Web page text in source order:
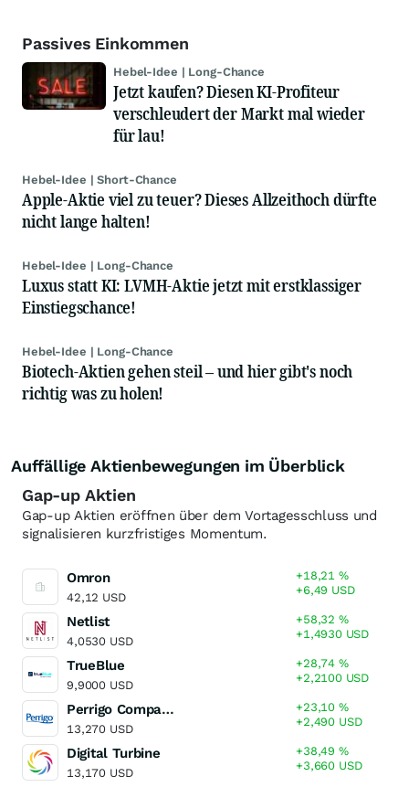
Passives Einkommen
Hebel-Idee | Long-Chance
Jetzt kaufen? Diesen KI-Profiteur
verschleudert der Markt mal wieder
für lau!
Hebel-Idee | Short-Chance
Apple-Aktie viel zu teuer? Dieses Allzeithoch dürfte
nicht lange halten!
Hebel-Idee | Long-Chance
Luxus statt KI: LVMH-Aktie jetzt mit erstklassiger
Einstiegschance!
Hebel-Idee | Long-Chance
Biotech-Aktien gehen steil – und hier gibt's noch
richtig was zu holen!
Auffällige Aktienbewegungen im Überblick
Gap-up Aktien
Gap-up Aktien eröffnen über dem Vortagesschluss und
signalisieren kurzfristiges Momentum.
Omron
42,12 USD
+18,21%
+6,49 USD
Netlist
4,0530 USD
+58,32%
+1,4930 USD
TrueBlue
9,9000 USD
+28,74%
+2,2100 USD
Perrigo Company
13,270 USD
+23,10%
+2,490 USD
Digital Turbine
13,170 USD
+38,49%
+3,660 USD